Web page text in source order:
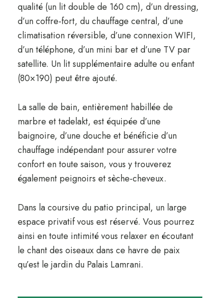
qualité (un lit double de 160 cm), d’un dressing,
d’un coffre-fort, du chauffage central, d’une
climatisation réversible, d’une connexion WIFI,
d’un téléphone, d’un mini bar et d’une TV par
satellite. Un lit supplémentaire adulte ou enfant
(80×190) peut être ajouté.
La salle de bain, entièrement habillée de
marbre et tadelakt, est équipée d’une
baignoire, d’une douche et bénéficie d’un
chauffage indépendant pour assurer votre
confort en toute saison, vous y trouverez
également peignoirs et sèche-cheveux.
Dans la coursive du patio principal, un large
espace privatif vous est réservé. Vous pourrez
ainsi en toute intimité vous relaxer en écoutant
le chant des oiseaux dans ce havre de paix
qu’est le jardin du Palais Lamrani.